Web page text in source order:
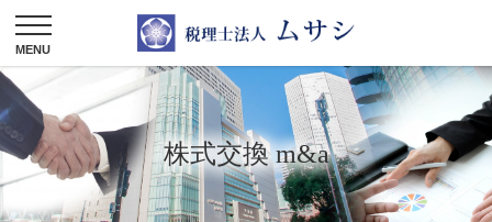
株式交換 m&a